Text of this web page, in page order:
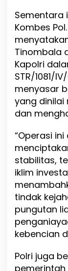
Sementara
Kombes
Tinombala
Kapolri
STR/1081/
menyasar
yang
dan
“Operasi
stabilitas,
iklim
tindak
pungutan
kebencian
Polri juga